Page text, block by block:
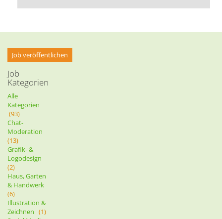
Job veröffentlichen
Job
Kategorien
Alle
Kategorien
(93)
Chat-
Moderation
(13)
Grafik- &
Logodesign
(2)
Haus, Garten
& Handwerk
(6)
Illustration &
Zeichnen (1)